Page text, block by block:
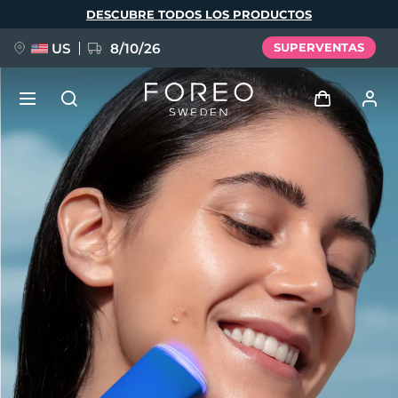
DESCUBRE TODOS LOS PRODUCTOS
US 8/10/26 SUPERVENTAS
Iniciar sesión
Perfil de usuario
Mis dispositivos
Mis pedidos
Mis direcciones
Mis suscripciones
NUEVO
FAQ™ Pure Beauty-Tech Elixir
BREAKING NEWS
issa™ Teeth Whitening Set
Idioma
English Deutsch
Español
Français
Português
Polski
Русский
Türkçe
简体中文 繁體中文